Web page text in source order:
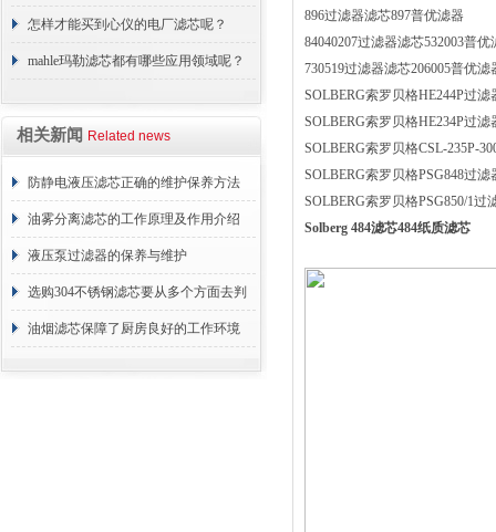
哪些作用呢？
怎样才能买到心仪的电厂滤芯呢？
mahle玛勒滤芯都有哪些应用领域呢？
相关新闻 Related news
防静电液压滤芯正确的维护保养方法
油雾分离滤芯的工作原理及作用介绍
液压泵过滤器的保养与维护
选购304不锈钢滤芯要从多个方面去判
断
油烟滤芯保障了厨房良好的工作环境
896过滤器滤芯897普优滤器
84040207过滤器滤芯532003普
730519过滤器滤芯206005普优滤
SOLBERG索罗贝格HE244P过滤
SOLBERG索罗贝格HE234P过滤
SOLBERG索罗贝格CSL-235P-
SOLBERG索罗贝格PSG848过滤
SOLBERG索罗贝格PSG850/1过
Solberg 484滤芯484纸质滤芯